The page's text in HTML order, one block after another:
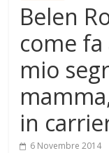
Belen
come fa
mio
in
6 Novembre 2014